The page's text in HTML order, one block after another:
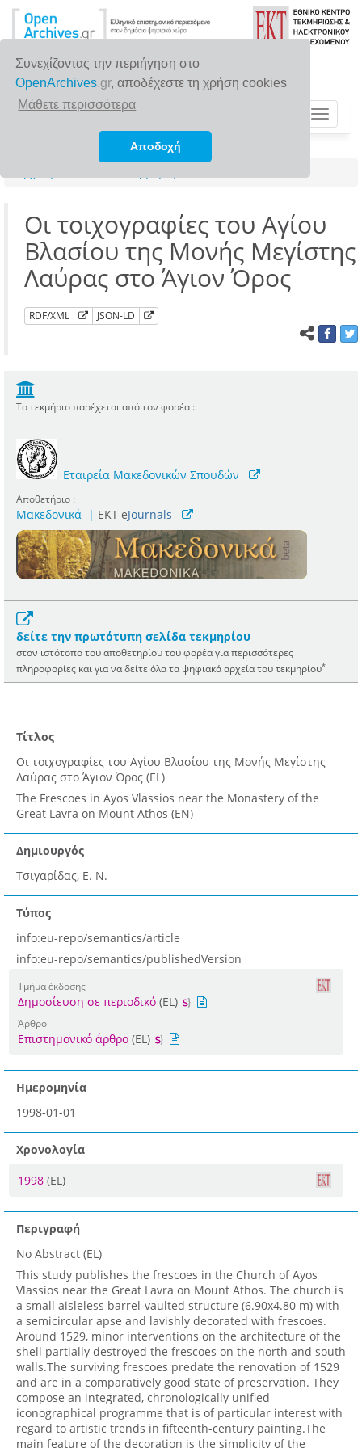
Συνεχίζοντας την περιήγηση στο
OpenArchives.gr, αποδέχεστε τη χρήση cookies
Μάθετε περισσότερα
Αποδοχή
Toggle
Οι τοιχογραφίες του Αγίου
Βλασίου της Μονής Μεγίστης
Λαύρας στο Άγιον Όρος
RDF/XML JSON-LD
Το τεκμήριο παρέχεται από τον φορέα :
Εταιρεία Μακεδονικών Σπουδών
Αποθετήριο :
Μακεδονικά | ΕΚΤ eJournals
δείτε την πρωτότυπη σελίδα τεκμηρίου
στον ιστότοπο του αποθετηρίου του φορέα για περισσότερες
πληροφορίες και για να δείτε όλα τα ψηφιακά αρχεία του τεκμηρίου*
Τίτλος
Οι τοιχογραφίες του Αγίου Βλασίου της Μονής Μεγίστης
Λαύρας στο Άγιον Όρος (EL)
The Frescoes in Ayos Vlassios near the Monastery of the
Great Lavra on Mount Athos (EN)
Δημιουργός
Τσιγαρίδας, Ε. Ν.
Τύπος
info:eu-repo/semantics/article
info:eu-repo/semantics/publishedVersion
Τμήμα έκδοσης
Δημοσίευση σε περιοδικό (EL)
Άρθρο
Επιστημονικό άρθρο (EL)
Ημερομηνία
1998-01-01
Χρονολογία
1998 (EL)
Περιγραφή
No Abstract (EL)
This study publishes the frescoes in the Church of Ayos
Vlassios near the Great Lavra on Mount Athos. The church is
a small aisleless barrel-vaulted structure (6.90x4.80 m) with
a semicircular apse and lavishly decorated with frescoes.
Around 1529, minor interventions on the architecture of the
shell partially destroyed the frescoes on the north and south
walls.The surviving frescoes predate the renovation of 1529
and are in a comparatively good state of preservation. They
compose an integrated, chronologically unified
iconographical programme that is of particular interest with
regard to artistic trends in fifteenth-century painting.The
main feature of the decoration is the simplicity of the